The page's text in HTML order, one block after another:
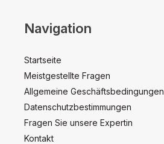
Navigation
Startseite
Meistgestellte Fragen
Allgemeine Geschäftsbedingungen
Datenschutzbestimmungen
Fragen Sie unsere Expertin
Kontakt